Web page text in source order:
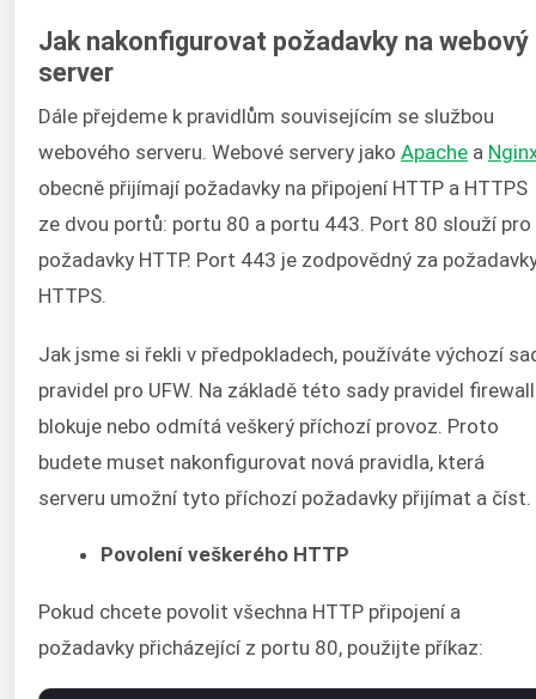
Jak nakonfigurovat požadavky na webový
server
Dále přejdeme k pravidlům souvisejícím se službou
webového serveru. Webové servery jako Apache a
obecně přijímají požadavky na připojení HTTP a HTTPS
ze dvou portů: portu 80 a portu 443. Port 80 slouží pro
požadavky HTTP. Port 443 je zodpovědný za
HTTPS.
Jak jsme si řekli v předpokladech, používáte výchozí
pravidel pro UFW. Na základě této sady pravidel firewall
blokuje nebo odmítá veškerý příchozí provoz. Proto
budete muset nakonfigurovat nová pravidla, která
serveru umožní tyto příchozí požadavky přijímat a číst.
Povolení veškerého HTTP
Pokud chcete povolit všechna HTTP připojení a
požadavky přicházející z portu 80, použijte příkaz: